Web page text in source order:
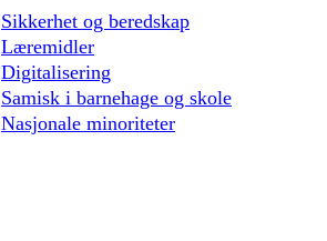
Sikkerhet og beredskap
Læremidler
Digitalisering
Samisk i barnehage og skole
Nasjonale minoriteter